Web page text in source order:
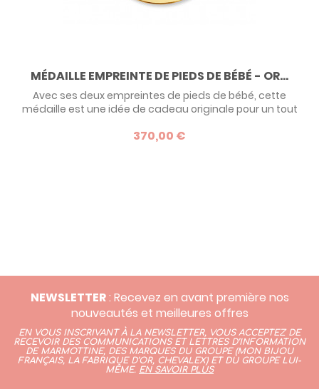
MÉDAILLE EMPREINTE DE PIEDS DE BÉBÉ - OR...
Avec ses deux empreintes de pieds de bébé, cette
médaille est une idée de cadeau originale pour un tout
l'accompagnement de son parrain et de sa marraine vers
370,00 €
NEWSLETTER: Recevez en avant première nos
nouveautés et meilleures offres
EN VOUS INSCRIVANT À LA NEWSLETTER, VOUS ACCEPTEZ DE
RECEVOIR DES COMMUNICATIONS ET LETTRES D’INFORMATION
DE MARMOTTINE, DES MARQUES DU GROUPE (MON BIJOU
FRANÇAIS, LA FABRIQUE D’OR, CHEVALEX)ET DU GROUPE LUI-
MÊME. EN SAVOIR PLUS